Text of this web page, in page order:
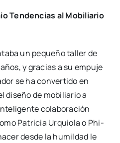
Ten­den­cias al Mobi­lia­rio
un peque­ño taller de
y gra­cias a su empu­je
se ha con­ver­ti­do en
dise­ño de mobi­lia­rio a
cola­bo­ra­ción
Patri­cia Urquio­la o Phi­
des­de la humil­dad le